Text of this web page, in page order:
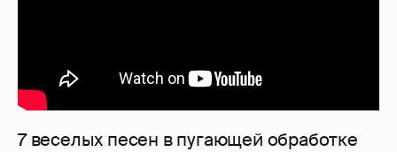
7 веселых песен в пугающей обработке